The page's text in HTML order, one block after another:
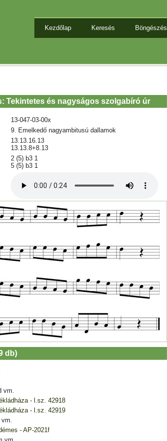
Kezdőlap Keresés Böngészés
Tekintetes és nagyságos szolgabíró úr
13-047-03-00x
9. Emelkedő nagyambitusú dallamok
13.13.16.13
13.13.8+8.13
2 (5) b3 1
5 (5) b3 1
db)
vm.
- l.sz. 42918
- l.sz. 42919
- AP-2021f